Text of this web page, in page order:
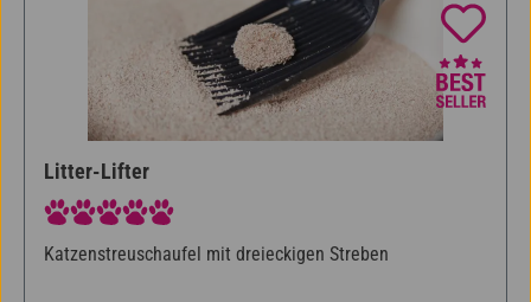
Litter-Lifter
Durchschnittliche Bewertung von 5 von 5 Sternen
Katzenstreuschaufel mit dreieckigen Streben